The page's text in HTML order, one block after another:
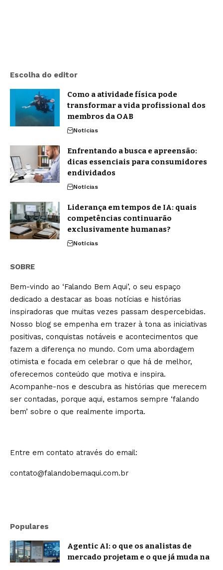
Escolha do editor
Como a atividade física pode
transformar a vida profissional dos
membros da OAB
Notícias
Enfrentando a busca e apreensão:
dicas essenciais para consumidores
endividados
Notícias
Liderança em tempos de IA: quais
competências continuarão
exclusivamente humanas?
Notícias
SOBRE
Bem-vindo ao ‘Falando Bem Aqui’, o seu espaço
dedicado a destacar as boas notícias e histórias
inspiradoras que muitas vezes passam despercebidas.
Nosso blog se empenha em trazer à tona as iniciativas
positivas, conquistas notáveis e acontecimentos que
fazem a diferença no mundo. Com uma abordagem
otimista e focada em celebrar o que há de melhor,
oferecemos conteúdo que motiva e inspira.
Acompanhe-nos e descubra as histórias que merecem
ser contadas, porque aqui, estamos sempre ‘falando
bem’ sobre o que realmente importa.
Entre em contato através do email:
contato@falandobemaqui.com.br
Populares
Agentic AI: o que os analistas de
mercado projetam e o que já muda na